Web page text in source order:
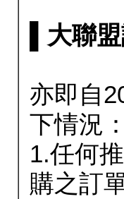
▌大聯
亦即自
下情況：
1.任何
購之訂單